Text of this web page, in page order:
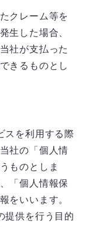
クレーム等を
生した場合、
社が支払った
きるものとし
スを利用する際
社の「個人情
ものとしま
「個人情報保
をいいます。
提供を行う目的